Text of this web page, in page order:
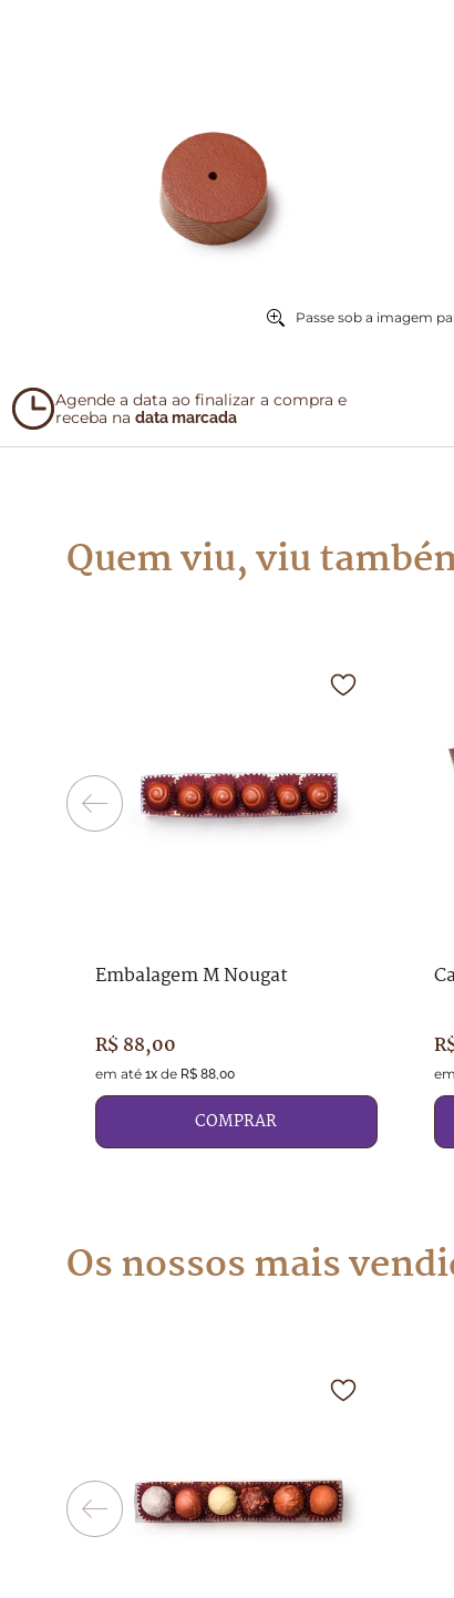
Passe sob a imagem
Agende a data ao finalizar a compra e
receba na data marcada
Quem viu, viu
Embalagem M Nougat
R$ 88,00
em até 1xde R$ 88,00
COMPRAR
Os nossos mais